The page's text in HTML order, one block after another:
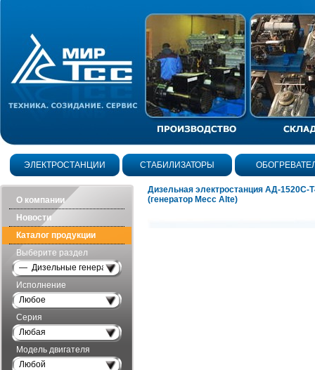
ЭЛЕКТРОСТАНЦИИ СТАБИЛИЗАТОРЫ
О компании
Новости
Каталог продукции
Выберите раздел
— Дизельные генераторы открытого исполнения
Исполнение
Любое
Серия
Любая
Модель двигателя
Любой
Дизельная электростанция АД-1520С-
(генератор Mecc Alte)